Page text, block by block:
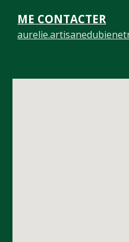
ME CONTACTER